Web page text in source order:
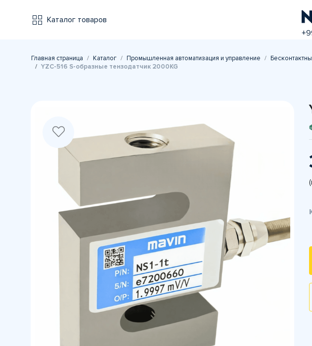
Каталог товаров
Главная страница Каталог Промышленная автоматизация и управление
YZC-516 S-образные тензодатчик 2000KG